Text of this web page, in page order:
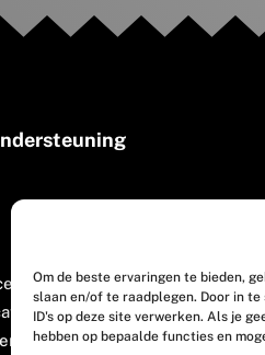
Om de beste ervaringen te bieden,
slaan en/of te raadplegen. Door in
ID's op deze site verwerken. Als je
hebben op bepaalde functies en